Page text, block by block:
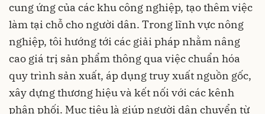
cung ứng của các khu công nghiệp, tạo thêm việc
làm tại chỗ cho người dân. Trong lĩnh vực nông
nghiệp, tôi hướng tới các giải pháp nhằm nâng
cao giá trị sản phẩm thông qua việc chuẩn hóa
quy trình sản xuất, áp dụng truy xuất nguồn gốc,
xây dựng thương hiệu và kết nối với các kênh
phân phối. Mục tiêu là giúp người dân chuyển từ